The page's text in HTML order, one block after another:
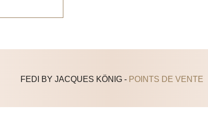
FEDI BY JACQUES KÖNIG - POINTS DE VENTE